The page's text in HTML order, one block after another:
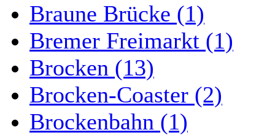
Braune Brücke (1)
Bremer Freimarkt (1)
Brocken (13)
Brocken-Coaster (2)
Brockenbahn (1)